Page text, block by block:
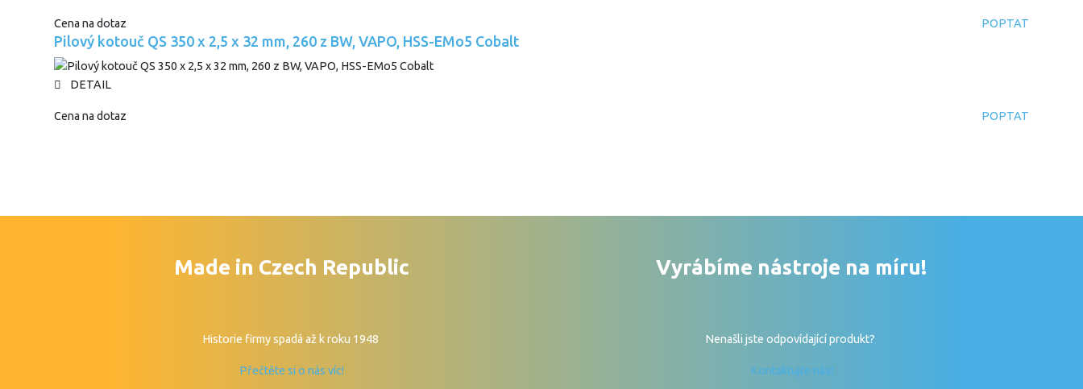
Cena na dotaz POPTAT
Pilový kotouč QS 350 x 2,5 x 32 mm, 260 z BW, VAPO, HSS-EMo5 Cobalt
DETAIL
Cena na dotaz POPTAT
Made in Czech Republic
Historie firmy spadá až k roku 1948
Přečtěte si o nás víc!
Vyrábíme nástroje na míru!
Nenašli jste odpovídající produkt?
Kontaktujte nás!